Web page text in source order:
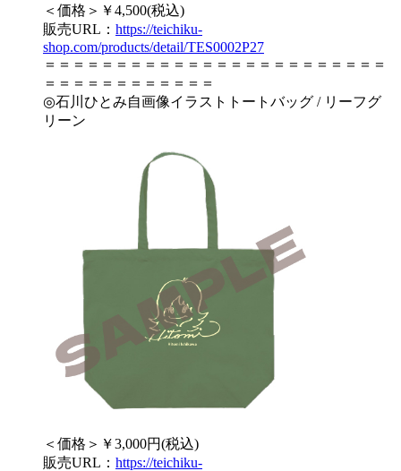
＜価格＞￥4,500(税込)
販売URL： https://teichiku-
shop.com/products/detail/TES0002P27
＝＝＝＝＝＝＝＝＝＝＝＝＝＝＝＝＝＝＝＝＝＝＝＝
＝＝＝＝＝＝＝＝＝＝＝＝
◎石川ひとみ自画像イラストトートバッグ / リーフグ
リーン
＜価格＞￥3,000円(税込)
販売URL： https://teichiku-